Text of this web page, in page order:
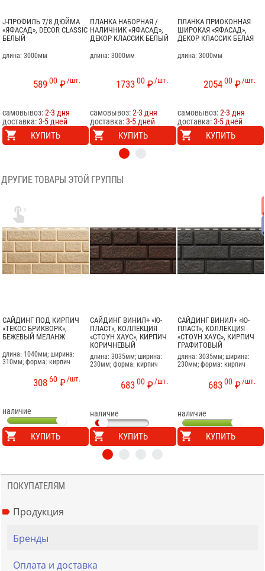
J-ПРОФИЛЬ 7/8 ДЮЙМА
«ЯФАСАД», DECOR CLASSIC
БЕЛЫЙ
длина: 3000мм
/шт.
58900 ₽
самовывоз:2-3 дня
доставка:3-5 дней
КУПИТЬ
ПЛАНКА НАБОРНАЯ /
НАЛИЧНИК «ЯФАСАД»,
ДЕКОР КЛАССИК БЕЛЫЙ
длина: 3000мм
/шт.
173300 ₽
самовывоз:2-3 дня
доставка:3-5 дней
КУПИТЬ
ПЛАНКА ПРИОКОННАЯ
ШИРОКАЯ «ЯФАСАД»,
ДЕКОР КЛАССИК БЕЛАЯ
длина: 3000мм
/шт.
205400 ₽
самовывоз:2-3 дня
доставка:3-5 дней
КУПИТЬ
ДРУГИЕ ТОВАРЫ ЭТОЙ ГРУППЫ
САЙДИНГ ПОД КИРПИЧ
«ТЕКОС БРИКВОРК»,
БЕЖЕВЫЙ МЕЛАНЖ
длина: 1040мм; ширина:
310мм; форма: кирпич
/шт.
308 60 ₽
наличие
КУПИТЬ
САЙДИНГ ВИНИЛ+ «Ю-
ПЛАСТ», КОЛЛЕКЦИЯ
«СТОУН ХАУС», КИРПИЧ
КОРИЧНЕВЫЙ
длина: 3035мм; ширина:
230мм; форма: кирпич
/шт.
68300 ₽
наличие
КУПИТЬ
САЙДИНГ ВИНИЛ+ «Ю-
ПЛАСТ», КОЛЛЕКЦИЯ
«СТОУН ХАУС», КИРПИЧ
ГРАФИТОВЫЙ
длина: 3035мм; ширина:
230мм; форма: кирпич
/шт.
68300 ₽
наличие
КУПИТЬ

ПОКУПАТЕЛЯМ
Продукция
Бренды
Оплата и доставка